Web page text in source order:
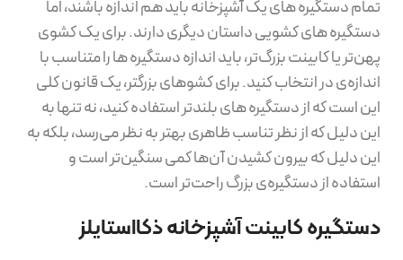
تمام دستگیره های یک آشپزخانه باید هم اندازه باشند، اما
دستگیره های کشویی داستان دیگری دارند. برای یک کشوی
پهن‌تر یا کابینت بزرگ‌تر، باید اندازه‌ دستگیره ها را متناسب با
اندازه‌ی در انتخاب کنید. برای کشوهای بزرگتر، یک قانون کلی
این است که از دستگیره های بلندتر استفاده کنید، نه تنها به
این دلیل که از نظر تناسب ظاهری بهتر به نظر می‌رسد، بلکه به
این دلیل که بیرون کشیدن آن‌ها کمی سنگین‌تر است و
استفاده از دستگیره‌ی بزرگ راحت‌تر است.
دستگیره کابینت آشپزخانه ذکااستایلز